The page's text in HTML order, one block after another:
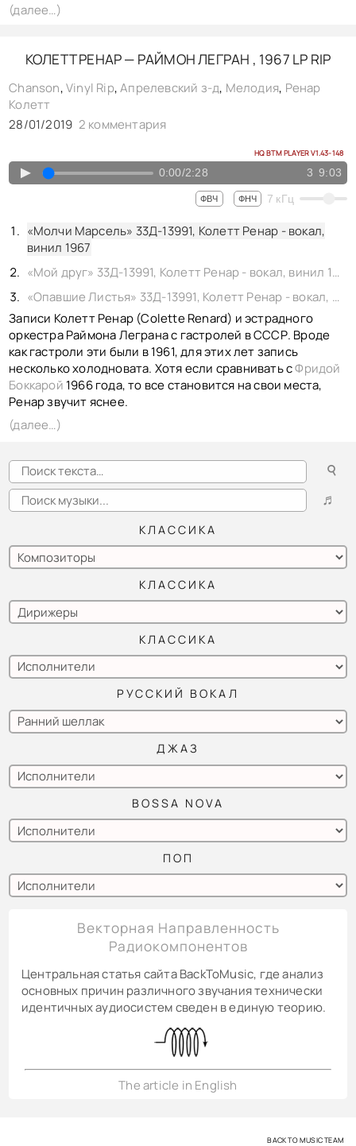
(далее…)
КОЛЕТТ РЕНАР — РАЙМОН ЛЕГРАН , 1967 LP RIP
Chanson,Vinyl Rip,Апрелевский з-д, Мелодия, Ренар
Колетт
28/01/2019 2 комментария
HQ BTM PLAYER V1.43-148
▲ 0:00/2:28 3 9:03
ФВЧ ФНЧ 7 кГц
«Молчи Марсель» 33Д-13991, Колетт Ренар - вокал,
винил 1967
«Мой друг» 33Д-13991, Колетт Ренар - вокал, винил 1967
«Опавшие Листья» 33Д-13991, Колетт Ренар - вокал, винил 1967
Записи Колетт Ренар (Colette Renard) и эстрадного
оркестра Раймона Леграна с гастролей в СССР. Вроде
как гастроли эти были в 1961, для этих лет запись
несколько холодновата. Хотя если сравнивать сФридой
Боккарой 1966 года, то все становится на свои места,
Ренар звучит яснее.
(далее…)
☌
♬
КЛАССИКА
КЛАССИКА
КЛАССИКА
РУССКИЙ ВОКАЛ
ДЖАЗ
BOSSA NOVA
ПОП
Векторная Направленность
Радиокомпонентов
Центральная статья сайта BackToMusic, где анализ
основных причин различного звучания технически
идентичных аудиосистем сведен в единую теорию.
The article in English
BACK TO MUSIC TEAM